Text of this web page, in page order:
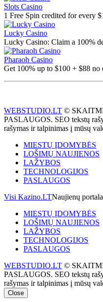
Slots Casino
1 Free Spin credited for every
Lucky Casino
Lucky Casino: Claim a 100%
Pharaoh Casino
Get 100% up to $100 + $88 no
WEBSTUDIO.LT ©
PASLAUGOS. SEO tekstų
rašymas ir talpinimas į mūsų
MIESTŲ ĮDOMYBĖS
LOŠIMŲ NAUJIENOS
LAŽYBOS
TECHNOLOGIJOS
PASLAUGOS
Visi Kazino.LTNaujienų
MIESTŲ ĮDOMYBĖS
LOŠIMŲ NAUJIENOS
LAŽYBOS
TECHNOLOGIJOS
PASLAUGOS
WEBSTUDIO.LT ©
PASLAUGOS. SEO tekstų
rašymas ir talpinimas į mūsų
Close